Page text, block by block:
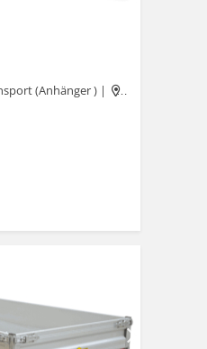
(Anhänger ) | Schönenwerd